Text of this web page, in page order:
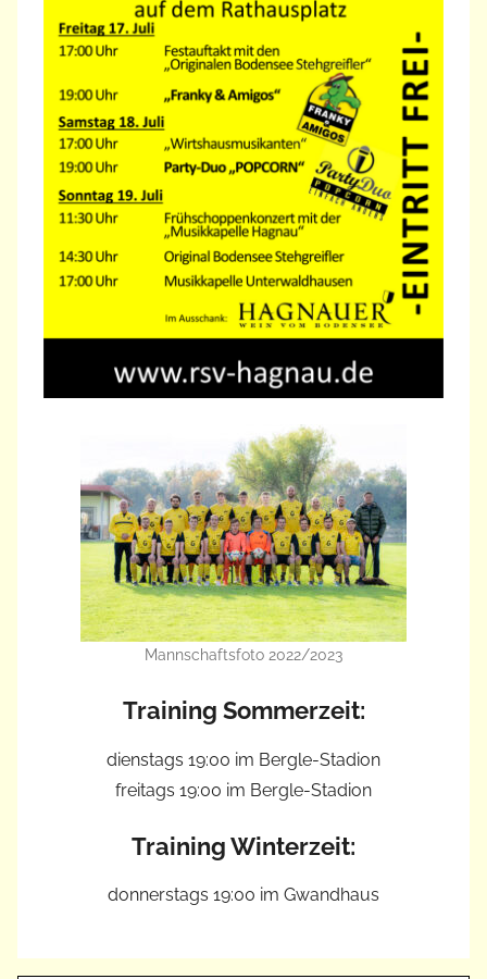
Mannschaftsfoto 2022/2023
Training Sommerzeit:
dienstags 19:00 im Bergle-Stadion
freitags 19:00 im Bergle-Stadion
Training Winterzeit:
donnerstags 19:00 im Gwandhaus